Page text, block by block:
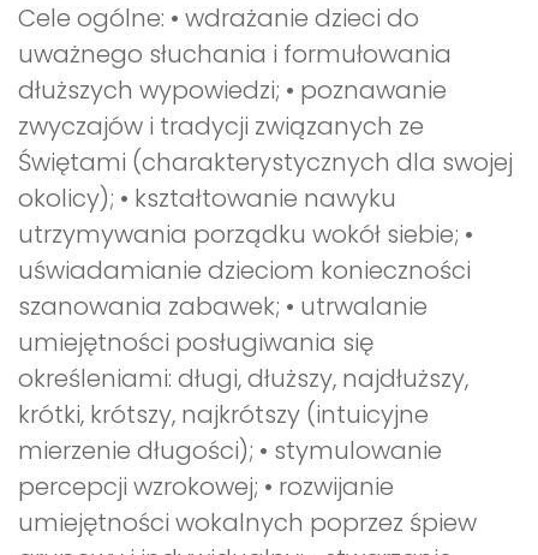
Cele ogólne: • wdrażanie dzieci do
uważnego słuchania i formułowania
dłuższych wypowiedzi; • poznawanie
zwyczajów i tradycji związanych ze
Świętami (charakterystycznych dla swojej
okolicy); • kształtowanie nawyku
utrzymywania porządku wokół siebie; •
uświadamianie dzieciom konieczności
szanowania zabawek; • utrwalanie
umiejętności posługiwania się
określeniami: długi, dłuższy, najdłuższy,
krótki, krótszy, najkrótszy (intuicyjne
mierzenie długości); • stymulowanie
percepcji wzrokowej; • rozwijanie
umiejętności wokalnych poprzez śpiew